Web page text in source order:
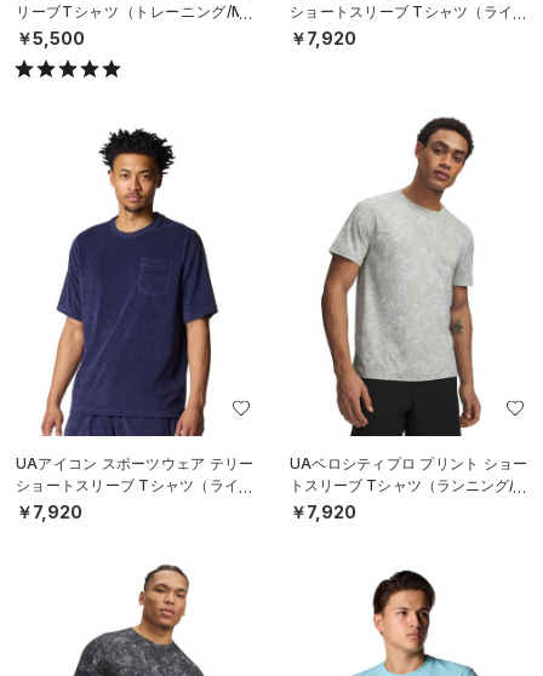
リーブTシャツ（トレーニング/ME
N）
￥5,500
ショートスリーブ Tシャツ（ライフ
スタイル/MEN）
￥7,920
UAアイコン スポーツウェア テリー
ショートスリーブ Tシャツ（ライフ
スタイル/MEN）
￥7,920
UAベロシティプロ プリント ショー
トスリーブ Tシャツ（ランニング/M
EN）
￥7,920